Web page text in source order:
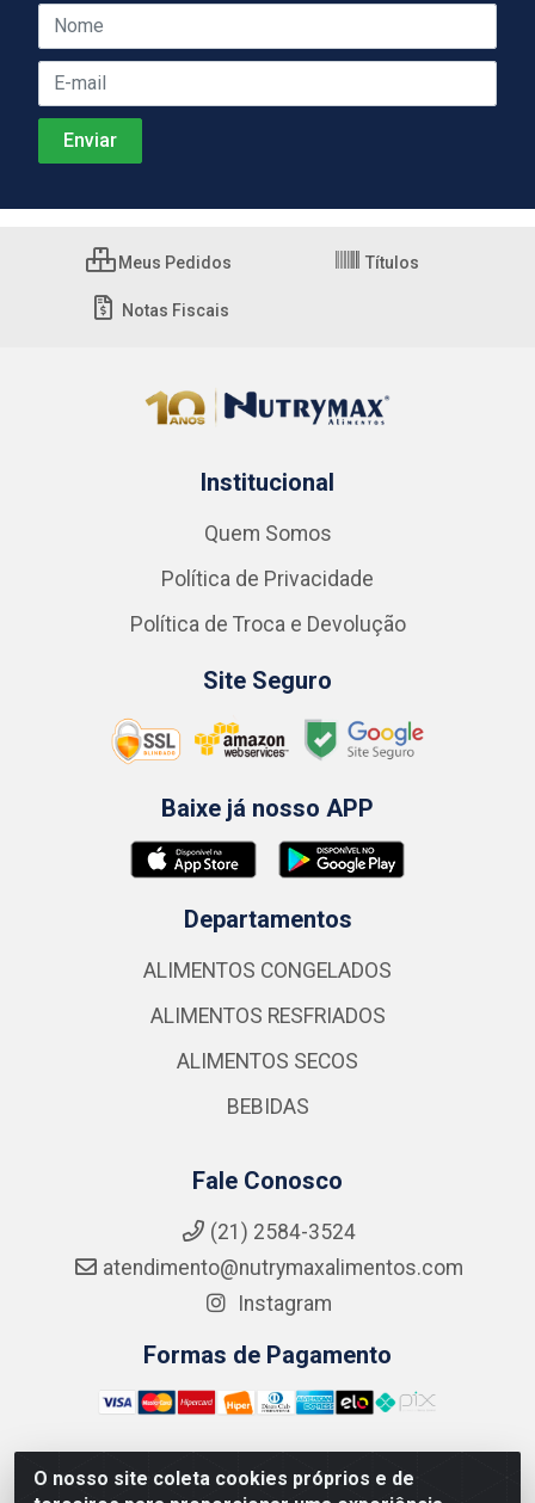
O nosso site coleta cookies próprios e de
Meus Pedidos Títulos
Notas Fiscais
Institucional
Quem Somos
Política de Privacidade
Política de Troca e Devolução
Site Seguro
Baixe já nosso APP
Departamentos
ALIMENTOS CONGELADOS
ALIMENTOS RESFRIADOS
ALIMENTOS SECOS
BEBIDAS
Fale Conosco
(21) 2584-3524
atendimento@nutrymaxalimentos.com
Instagram
Formas de Pagamento
NUTRY MAX COMÉRCIO DE PRODUTOS ALIMENTICIOS